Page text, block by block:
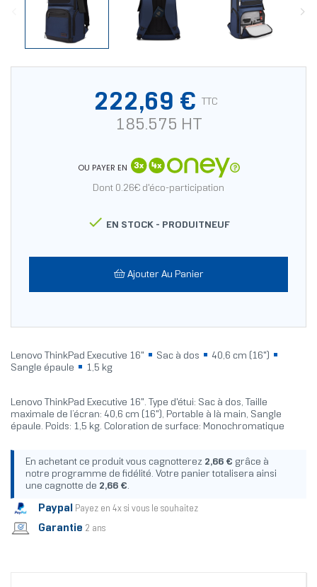
222,69 € TTC
185.575 HT
OU PAYER EN
Dont 0.26€ d'éco-participation
 EN STOCK - PRODUITNEUF
Ajouter Au Panier
Lenovo ThinkPad Executive 16" Sac à dos
40,6 cm (16")
Sangle épaule
1,5 kg
Lenovo ThinkPad Executive 16". Type d'étui: Sac à dos, Taille
maximale de l’écran: 40,6 cm (16"), Portable à là main, Sangle
épaule. Poids: 1,5 kg. Coloration de surface: Monochromatique
En achetant ce produit vous cagnotterez 2,66 € grâce à
notre programme de fidélité. Votre panier totalisera ainsi
une cagnotte de 2,66 €.
Paypal Payez en 4x si vous le souhaitez
Garantie 2 ans